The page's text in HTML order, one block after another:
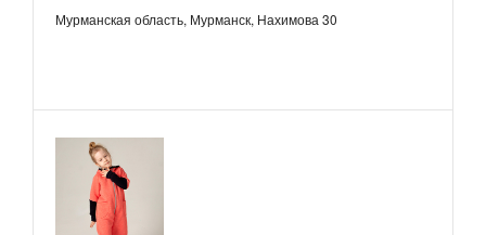
Мурманская область, Мурманск, Нахимова 30